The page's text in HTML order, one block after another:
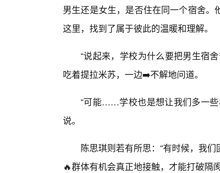
男生还是女生，是否住在同一个宿舍
这里，找到了属于彼此的温暖和理解。
“说起来，学校为什么要把男生宿
吃着提拉米苏，一边➡️不解地问道。
“可能……学校也是想让我们多一些
说。
陈思琪则若有所思：“有时候，我
🔥群体有机会真正地接触，才能打破隔